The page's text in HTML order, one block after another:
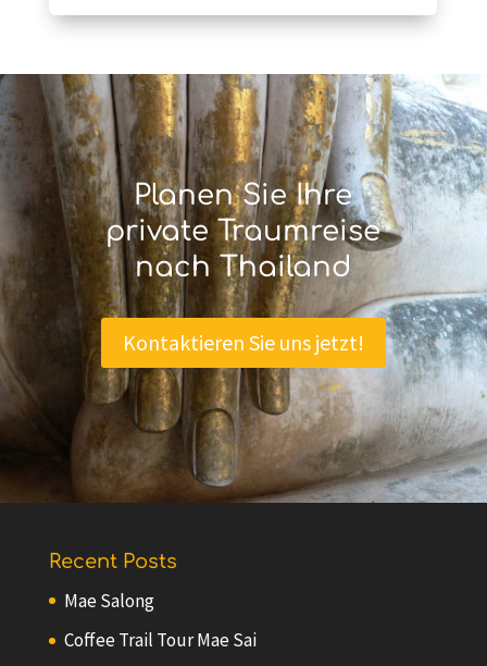
Planen Sie Ihre
private Traumreise
nach Thailand
Kontaktieren Sie uns jetzt!
Recent Posts
Mae Salong
Coffee Trail Tour Mae Sai